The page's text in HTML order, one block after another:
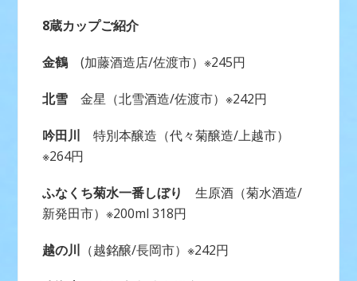
8蔵カップご紹介
金鶴 (加藤酒造店/佐渡市）※245円
北雪 金星（北雪酒造/佐渡市）※242円
吟田川
特別本醸造（代々菊醸造/上越市）
※264円
ふなくち菊水一番しぼり
生原酒（菊水酒造/
新発田市）※200ml 318円
越の川 （越銘醸/長岡市）※242円